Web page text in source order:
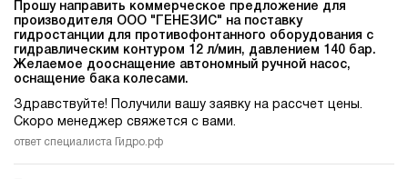
Прошу направить коммерческое предложение для
производителя ООО "ГЕНЕЗИС" на поставку
гидростанции для противофонтанного оборудования c
гидравлическим контуром 12 л/мин, давлением 140 бар.
Желаемое дооснащение автономный ручной насос,
оснащение бака колесами.
Здравствуйте! Получили вашу заявку на рассчет цены.
Скоро менеджер свяжется с вами.
ответ специалиста Гидро.рф